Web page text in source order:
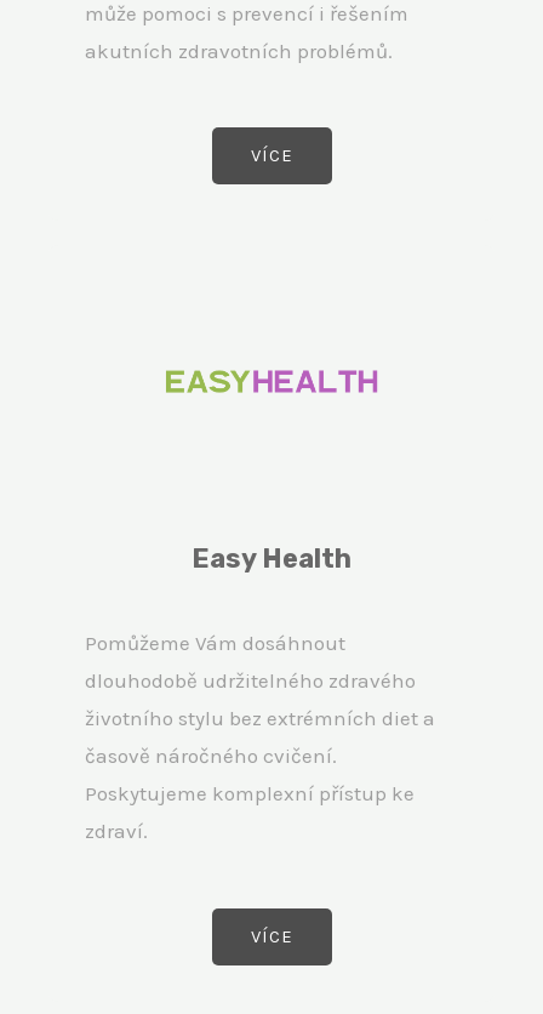
může pomoci s prevencí i řešením
akutních zdravotních problémů.
VÍCE
Easy Health
Pomůžeme Vám dosáhnout
dlouhodobě udržitelného zdravého
životního stylu bez extrémních diet a
časově náročného cvičení.
Poskytujeme komplexní přístup ke
zdraví.
VÍCE